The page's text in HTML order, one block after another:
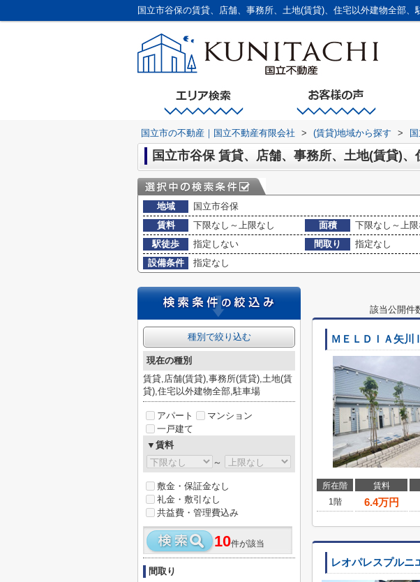
国立市の不動産｜国立不動産有限会社 > (賃貸)地域から探す >
国立市谷保 賃貸、店舗、事務所、土地(賃貸)
地域
国立市谷保
賃料
下限なし～上限なし 面積 下限なし～上限
駅徒歩
指定しない 間取り
指定なし
設備条件
指定なし
該当公開件
ＭＥＬＤＩＡ矢川Ⅱ
所在階 賃料
1階
6.4万円
レオパレスプルニ
種別で絞り込む
現在の種別
賃貸,店舗(賃貸),事務所(賃貸),土地(賃
貸),住宅以外建物全部,駐車場
アパート
マンション
一戸建て
▼賃料
～
敷金・保証金なし
礼金・敷引なし
共益費・管理費込み
10件が該当
間取り